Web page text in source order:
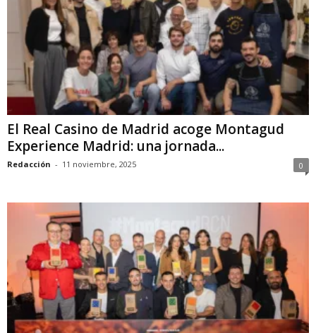
El Real Casino de Madrid acoge Montagud
Experience Madrid: una jornada...
Redacción - 11 noviembre, 2025 0